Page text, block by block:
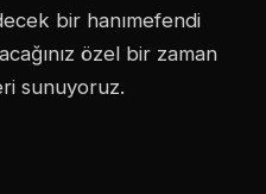
bir hanımefendi
özel bir zaman
sunuyoruz.